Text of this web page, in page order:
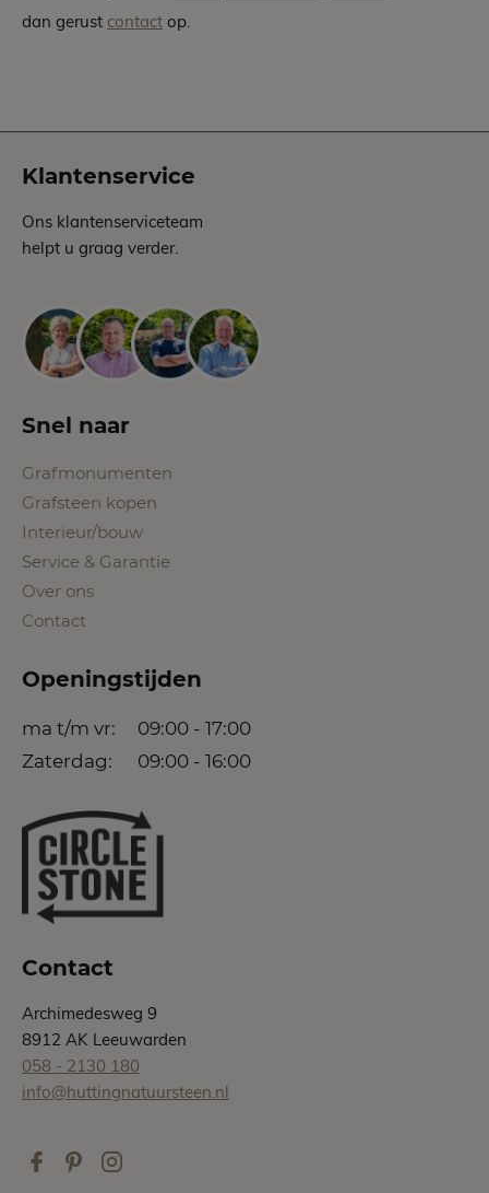
dan gerust contact op.
Klantenservice
Ons klantenserviceteam
helpt u graag verder.
Snel naar
Grafmonumenten
Grafsteen kopen
Interieur/bouw
Service & Garantie
Over ons
Contact
Openingstijden
ma t/m vr:
09:00 - 17:00
Zaterdag:
09:00 - 16:00
Contact
Archimedesweg 9
8912 AK Leeuwarden
058 - 2130 180
info@huttingnatuursteen.nl